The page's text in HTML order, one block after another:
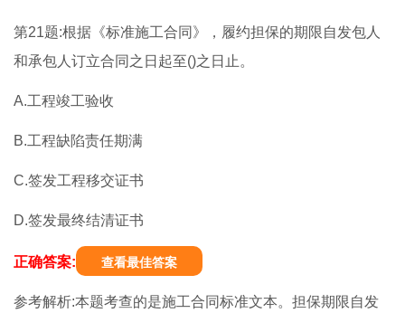
第21题:根据《标准施工合同》，履约担保的期限自发包人
和承包人订立合同之日起至()之日止。
A.工程竣工验收
B.工程缺陷责任期满
C.签发工程移交证书
D.签发最终结清证书
正确答案: 查看最佳答案
参考解析:本题考查的是施工合同标准文本。担保期限自发